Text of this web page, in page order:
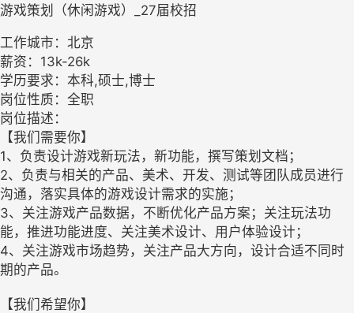
游戏策划（休闲游戏）_27届校招
工作城市：北京
薪资：13k-26k
学历要求：本科,硕士,博士
岗位性质：全职
岗位描述：
【我们需要你】
1、负责设计游戏新玩法，新功能，撰写策划文档；
2、负责与相关的产品、美术、开发、测试等团队成员进行
沟通，落实具体的游戏设计需求的实施；
3、关注游戏产品数据，不断优化产品方案；关注玩法功
能，推进功能进度、关注美术设计、用户体验设计；
4、关注游戏市场趋势，关注产品大方向，设计合适不同时
期的产品。
【我们希望你】